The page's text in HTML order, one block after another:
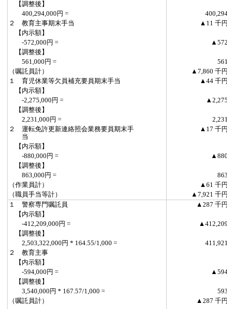
【調整後】
400,294,000円 =
２ 教育主事期末手当
▲11 千
【内示額】
-572,000円 =
【調整後】
561,000円 =
（嘱託員計）
▲7,860 千
１ 育児休業等欠員補充要員期末手当
▲44 千
【内示額】
-2,275,000円 =
【調整後】
2,231,000円 =
２ 運転免許更新連絡照会業務要員期末手
当
▲17 千
【内示額】
-880,000円 =
【調整後】
863,000円 =
（作業員計）
▲61 千
（職員手当等計）
▲7,921 千
１ 警察専門嘱託員
▲287 千
【内示額】
-412,209,000円 =
【調整後】
2,503,322,000円 * 164.55/1,000 =
２ 教育主事
【内示額】
-594,000円 =
【調整後】
3,540,000円 * 167.57/1,000 =
（嘱託員計）
▲287 千